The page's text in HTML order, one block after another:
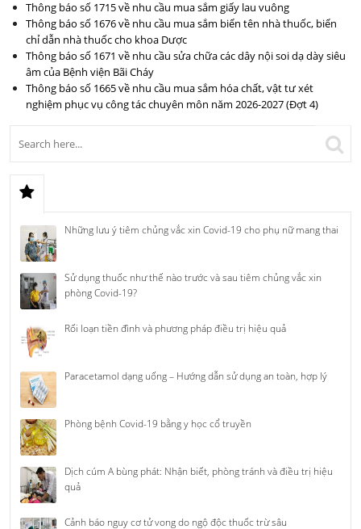
Thông báo số 1715 về nhu cầu mua sắm giấy lau vuông
Thông báo số 1676 về nhu cầu mua sắm biển tên nhà thuốc, biển
chỉ dẫn nhà thuốc cho khoa Dược
Thông báo số 1671 về nhu cầu sửa chữa các dây nội soi dạ dày siêu
âm của Bệnh viện Bãi Cháy
Thông báo số 1665 về nhu cầu mua sắm hóa chất, vật tư xét
nghiệm phục vụ công tác chuyên môn năm 2026-2027 (Đợt 4)
Những lưu ý tiêm chủng vắc xin Covid-19 cho phụ nữ mang thai
Sử dụng thuốc như thế nào trước và sau tiêm chủng vắc xin
phòng Covid-19?
Rối loạn tiền đình và phương pháp điều trị hiệu quả
Paracetamol dạng uống – Hướng dẫn sử dụng an toàn, hợp lý
Phòng bệnh Covid-19 bằng y học cổ truyền
Dịch cúm A bùng phát: Nhận biết, phòng tránh và điều trị hiệu
quả
Cảnh báo nguy cơ tử vong do ngộ độc thuốc trừ sâu